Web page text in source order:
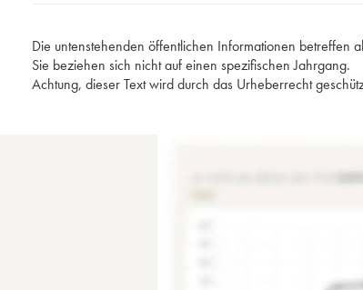
Die untenstehenden öffentlichen Informationen betreffen
Sie beziehen sich nicht auf einen spezifischen Jahrgang.
Achtung, dieser Text wird durch das Urheberrecht